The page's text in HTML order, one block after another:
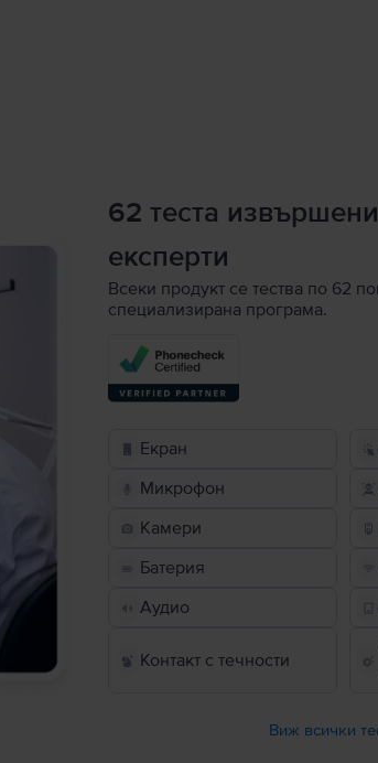
62 теста
експерти
Всеки продукт се тества по 62
специализирана програма.
Екран
Микрофон
Камери
Батерия
Аудио
Контакт с течности
Виж всички